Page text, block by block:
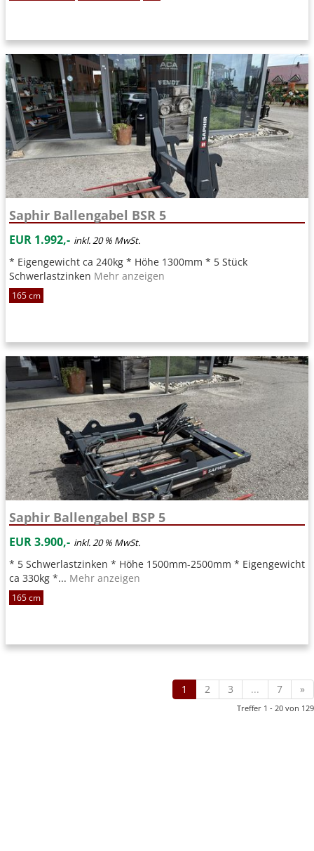
Saphir Ballengabel BSR 5
EUR 1.992,- inkl. 20 % MwSt.
* Eigengewicht ca 240kg * Höhe 1300mm * 5 Stück
Schwerlastzinken Mehr anzeigen
165 cm
Saphir Ballengabel BSP 5
EUR 3.900,- inkl. 20 % MwSt.
* 5 Schwerlastzinken * Höhe 1500mm-2500mm * Eigengewicht
ca 330kg *... Mehr anzeigen
165 cm
1 2 3 ... 7 »
Treffer 1 - 20 von 129